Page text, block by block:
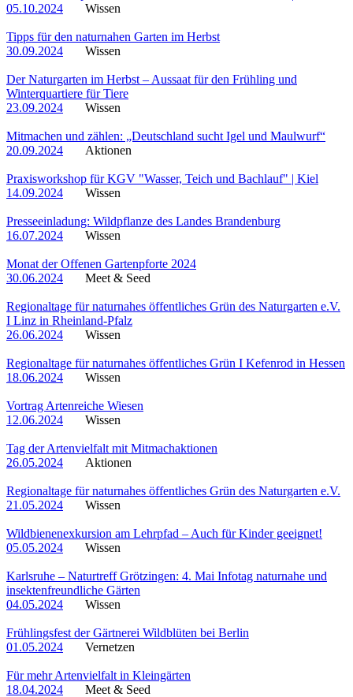
05.10.2024
Wissen
Tipps für den naturnahen Garten im Herbst
30.09.2024
Wissen
Der Naturgarten im Herbst – Aussaat für den Frühling und
Winterquartiere für Tiere
23.09.2024
Wissen
Mitmachen und zählen: „Deutschland sucht Igel und Maulwurf“
20.09.2024
Aktionen
Praxisworkshop für KGV "Wasser, Teich und Bachlauf" | Kiel
14.09.2024
Wissen
Presseeinladung: Wildpflanze des Landes Brandenburg
16.07.2024
Wissen
Monat der Offenen Gartenpforte 2024
30.06.2024
Meet & Seed
Regionaltage für naturnahes öffentliches Grün des Naturgarten e.V.
I Linz in Rheinland-Pfalz
26.06.2024
Wissen
Regionaltage für naturnahes öffentliches Grün I Kefenrod in Hessen
18.06.2024
Wissen
Vortrag Artenreiche Wiesen
12.06.2024
Wissen
Tag der Artenvielfalt mit Mitmachaktionen
26.05.2024
Aktionen
Regionaltage für naturnahes öffentliches Grün des Naturgarten e.V.
21.05.2024
Wissen
Wildbienenexkursion am Lehrpfad – Auch für Kinder geeignet!
05.05.2024
Wissen
Karlsruhe – Naturtreff Grötzingen: 4. Mai Infotag naturnahe und
insektenfreundliche Gärten
04.05.2024
Wissen
Frühlingsfest der Gärtnerei Wildblüten bei Berlin
01.05.2024
Vernetzen
Für mehr Artenvielfalt in Kleingärten
18.04.2024
Meet & Seed